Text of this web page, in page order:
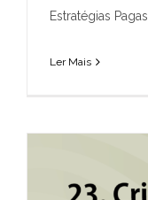
Estratégias
Ler Mais